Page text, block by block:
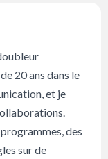
20 ans dans le
et je
des
sur de